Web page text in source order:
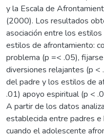
y la Escala de
(2000). Los resultados
asociación entre los
estilos de afrontamiento:
problema (p =< .05),
diversiones relajantes (p <
del padre y los estilos de
.01) apoyo espiritual (p <
A partir de los datos
establecida entre padres
cuando el adolescente